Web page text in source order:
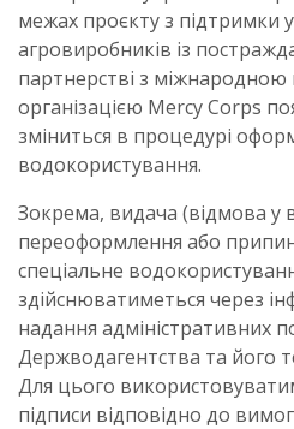
межах проєкту з підтримки
агровиробників із
партнерстві з міжнародною
організацією Mercy Corps
зміниться в процедурі
водокористування.
Зокрема, видача (відмова у
переоформлення або
спеціальне
здійснюватиметься через
надання адміністративних
Держводагентства та його
Для цього
підписи відповідно до